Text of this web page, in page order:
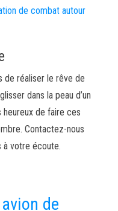
de combat autour
de réaliser le rêve de
dans la peau d’un
de faire ces
Contactez-nous
à votre écoute.
avion de